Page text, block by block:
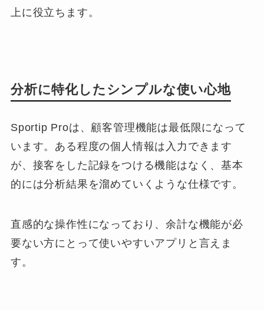
上に役立ちます。
分析に特化したシンプルな使い心地
Sportip Proは、顧客管理機能は最低限になって
います。ある程度の個人情報は入力できます
が、接客をした記録をつける機能はなく、基本
的には分析結果を溜めていくような仕様です。
直感的な操作性になっており、余計な機能が必
要ない方にとって使いやすいアプリと言えま
す。